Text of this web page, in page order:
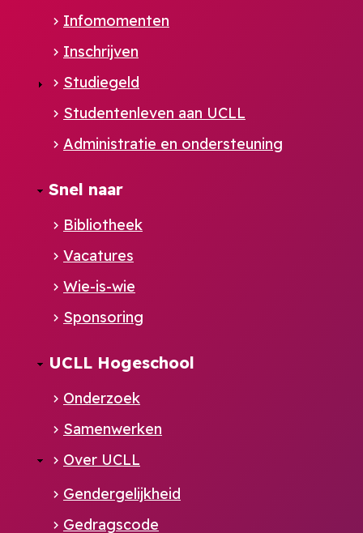
Footer
NL
Infomomenten
Inschrijven
Studiegeld
Studentenleven aan UCLL
Administratie en ondersteuning
Snel naar
Bibliotheek
Vacatures
Wie-is-wie
Sponsoring
UCLL Hogeschool
Onderzoek
Samenwerken
Over UCLL
Gendergelijkheid
Gedragscode